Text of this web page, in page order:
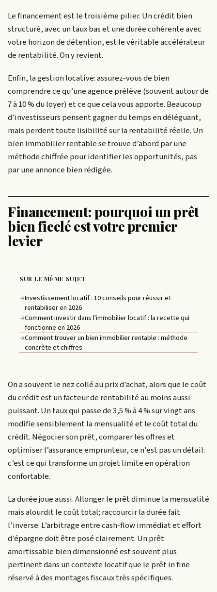
Le financement est le troisième pilier. Un crédit bien
structuré, avec un taux bas et une durée cohérente avec
votre horizon de détention, est le véritable accélérateur
de rentabilité. On y revient.
Enfin, la gestion locative: assurez-vous de bien
comprendre ce qu’une agence prélève (souvent autour de
7 à 10 % du loyer) et ce que cela vous apporte. Beaucoup
d’investisseurs pensent gagner du temps en déléguant,
mais perdent toute lisibilité sur la rentabilité réelle. Un
bien immobilier rentable se trouve d’abord par une
méthode chiffrée pour identifier les opportunités, pas
par une annonce bien rédigée.
Financement: pourquoi un prêt
bien ficelé est votre premier
levier
SUR LE MÊME SUJET
→Investissement locatif : 10 conseils pour réussir et
rentabiliser en 2026
→Comment investir dans l'immobilier locatif : la recette qui
fonctionne en 2026
→Comment trouver un bien immobilier rentable : méthode
concrète et chiffres
On a souvent le nez collé au prix d’achat, alors que le coût
du crédit est un facteur de rentabilité au moins aussi
puissant. Un taux qui passe de 3,5 % à 4 % sur vingt ans
modifie sensiblement la mensualité et le coût total du
crédit. Négocier son prêt, comparer les offres et
optimiser l’assurance emprunteur, ce n’est pas un détail:
c’est ce qui transforme un projet limite en opération
confortable.
La durée joue aussi. Allonger le prêt diminue la mensualité
mais alourdit le coût total; raccourcir la durée fait
l’inverse. L’arbitrage entre cash-flow immédiat et effort
d’épargne doit être posé clairement. Un prêt
amortissable bien dimensionné est souvent plus
pertinent dans un contexte locatif que le prêt in fine
réservé à des montages fiscaux très spécifiques.